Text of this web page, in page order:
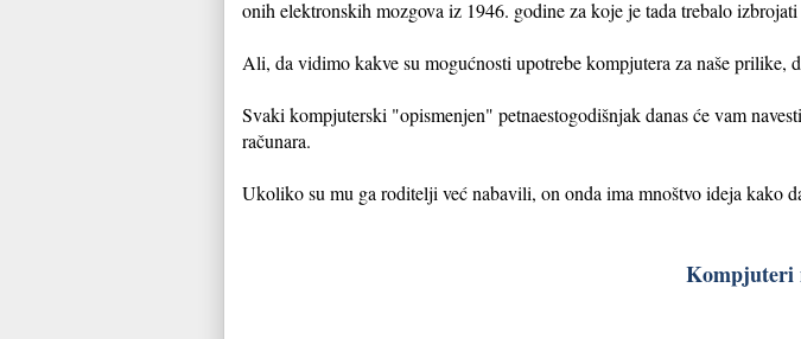
onih elektronskih mozgova iz 1946. godine za koje je tada trebalo
Ali, da vidimo kakve su mogućnosti upotrebe kompjutera za naše prilike,
Svaki kompjuterski "opismenjen" petnaestogodišnjak danas će vam
računara.
Ukoliko su mu ga roditelji već nabavili, on onda ima mnoštvo ideja kako
Kompjuteri